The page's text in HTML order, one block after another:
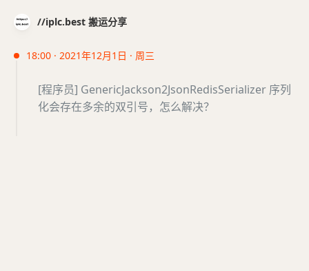
//iplc.best 搬运分享
18:00 · 2021年12月1日 · 周三
[程序员] GenericJackson2JsonRedisSerializer 序列
化会存在多余的双引号，怎么解决？